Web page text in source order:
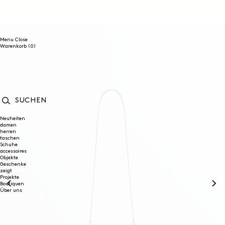
Menu Close
Warenkorb (0)
Neuheiten
damen
herren
taschen
Schuhe
accessoires
Objekte
Geschenke
zeigt
Projekte
Boutiquen
Über uns